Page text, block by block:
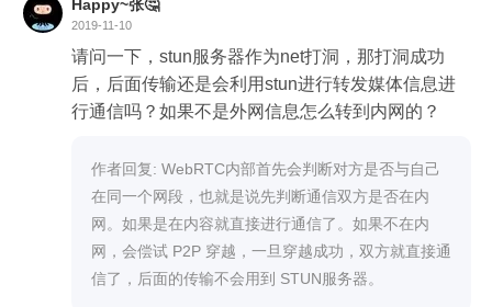
Happy~张🤔
2019-11-10
请问一下，stun服务器作为net打洞，那打洞成功
后，后面传输还是会利用stun进行转发媒体信息进
行通信吗？如果不是外网信息怎么转到内网的？
作者回复: WebRTC内部首先会判断对方是否与自己
在同一个网段，也就是说先判断通信双方是否在内
网。如果是在内容就直接进行通信了。如果不在内
网，会偿试 P2P 穿越，一旦穿越成功，双方就直接通
信了，后面的传输不会用到 STUN服务器。